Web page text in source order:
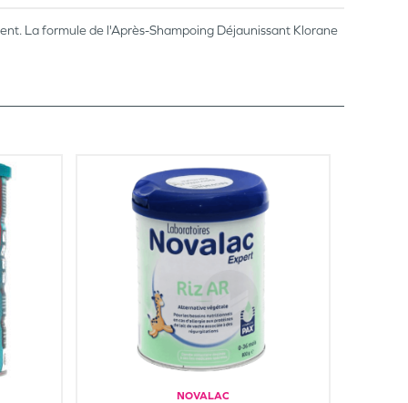
La formule de l'Après-Shampoing Déjaunissant Klorane
NOVALAC